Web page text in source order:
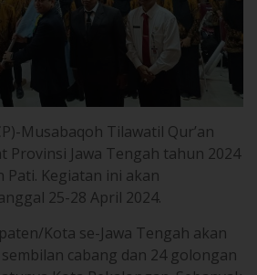
Musabaqoh Tilawatil Qur’an
Pati. Kegiatan ini akan
25-28 April 2024.
Kota se-Jawa Tengah akan
Kota Pekalongan. Sebanyak
akan berjuang pada